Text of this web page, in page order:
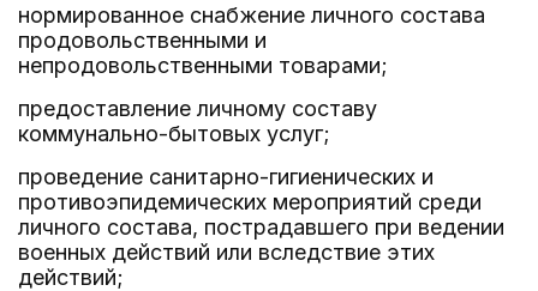
нормированное снабжение личного состава
продовольственными и
непродовольственными товарами;
предоставление личному составу
коммунально-бытовых услуг;
проведение санитарно-гигиенических и
противоэпидемических мероприятий среди
личного состава, пострадавшего при ведении
военных действий или вследствие этих
действий;